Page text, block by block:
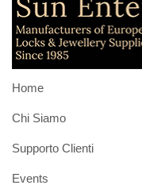
Home
Chi Siamo
Supporto Clienti
Events